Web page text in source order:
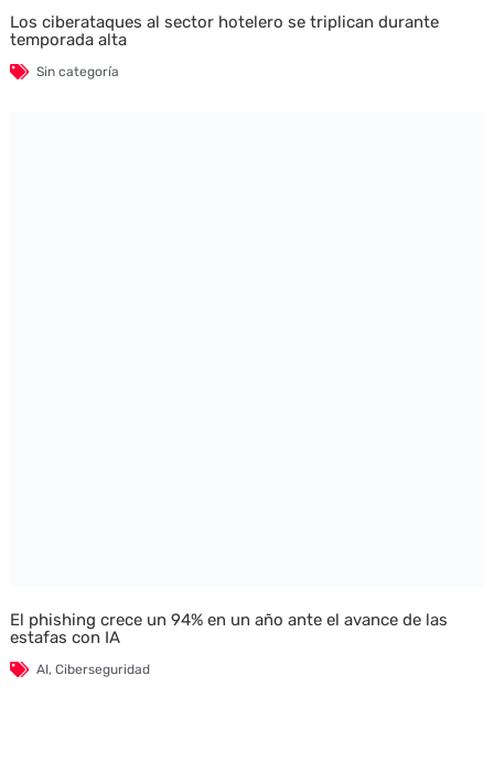
Los ciberataques al sector hotelero se triplican durante
temporada alta
Sin categoría
El phishing crece un 94% en un año ante el avance de las
estafas con IA
AI, Ciberseguridad